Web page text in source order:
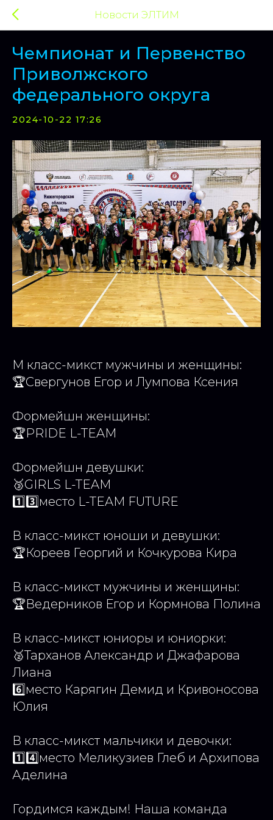
Новости ЭЛТИМ
Чемпионат и Первенство
Приволжского
федерального округа
2024-10-22 17:26
М класс-микст мужчины и женщины:
🏆Свергунов Егор и Лумпова Ксения
Формейшн женщины:
🏆PRIDE L-TEAM
Формейшн девушки:
🥉GIRLS L-TEAM
1️⃣3️⃣место L-TEAM FUTURE
В класс-микст юноши и девушки:
🏆Кореев Георгий и Кочкурова Кира
В класс-микст мужчины и женщины:
🏆Ведерников Егор и Кормнова Полина
В класс-микст юниоры и юниорки:
🥈Тарханов Александр и Джафарова
Лиана
6️⃣место Карягин Демид и Кривоносова
Юлия
В класс-микст мальчики и девочки:
1️⃣4️⃣место Меликузиев Глеб и Архипова
Аделина
Гордимся каждым! Наша команда